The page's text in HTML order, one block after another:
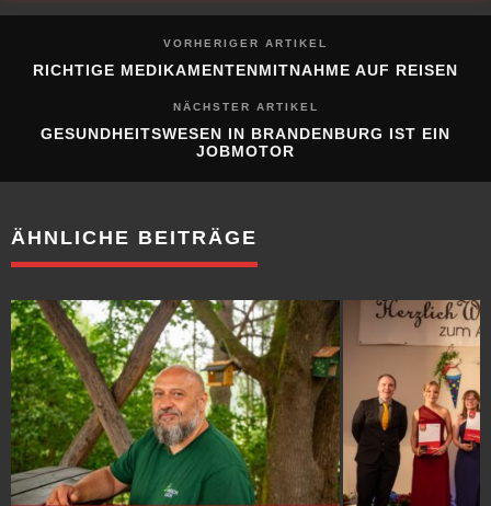
Glocke dafür hat er bereits und an Ideen fehlt es erst recht nicht.
VORHERIGER ARTIKEL
RICHTIGE MEDIKAMENTENMITNAHME AUF REISEN
ÄHNLICHE BEITRÄGE